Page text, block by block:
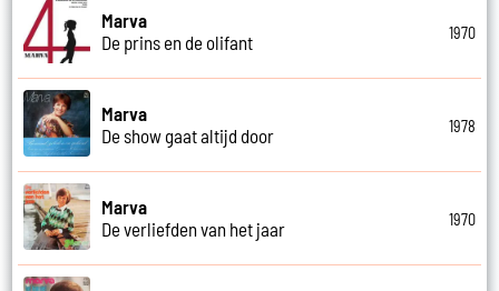
Marva
De prins en de olifant
1970
Marva
De show gaat altijd door
1978
Marva
De verliefden van het jaar
1970